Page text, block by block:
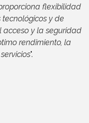
flexibilidad
y de
acceso y la seguridad
rendimiento, la
".